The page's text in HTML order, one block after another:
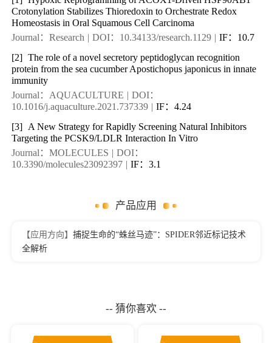
Crotonylation Stabilizes Thioredoxin to Orchestrate Redox
Homeostasis in Oral Squamous Cell Carcinoma
Journal：Research | DOI：10.34133/research.1129 | IF：10.7
[2] The role of a novel secretory peptidoglycan recognition
protein from the sea cucumber Apostichopus japonicus in innate
immunity
Journal：AQUACULTURE | DOI：
10.1016/j.aquaculture.2021.737339 | IF：4.24
[3] A New Strategy for Rapidly Screening Natural Inhibitors
Targeting the PCSK9/LDLR Interaction In Vitro
Journal：MOLECULES | DOI：
10.3390/molecules23092397 | IF：3.1
产品应用
【应用方向】 捕捉生命的“蛛丝马迹”：SPIDER邻近标记技术
全解析
-- 猜你喜欢 --